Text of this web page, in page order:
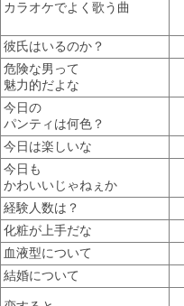
カラオケでよく歌う曲
彼氏はいるのか？
危険な男って
魅力的だよな
今日の
パンティは何色？
今日は楽しいな
今日も
かわいいじゃねぇか
経験人数は？
化粧が上手だな
血液型について
結婚について